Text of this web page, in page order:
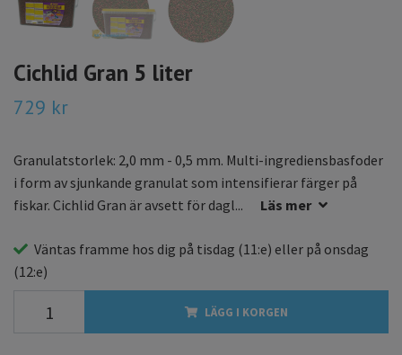
Cichlid Gran 5 liter
729 kr
Granulatstorlek: 2,0 mm - 0,5 mm. Multi-ingrediensbasfoder
i form av sjunkande granulat som intensifierar färger på
fiskar. Cichlid Gran är avsett för dagl...
Läs mer
Väntas framme hos dig på tisdag (11:e) eller på onsdag
(12:e)
LÄGG I KORGEN